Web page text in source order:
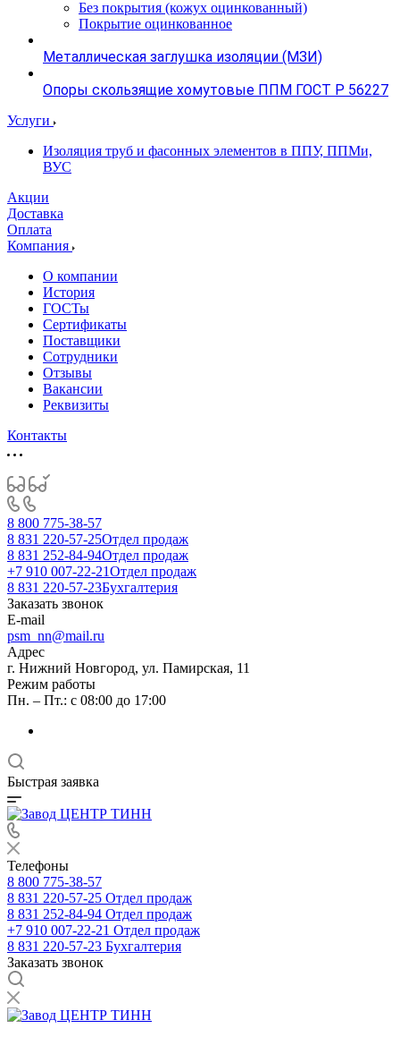
Без покрытия (кожух оцинкованный)
Покрытие оцинкованное
Металлическая заглушка изоляции (МЗИ)
Опоры скользящие хомутовые ППМ ГОСТ Р 56227
Услуги
Изоляция труб и фасонных элементов в ППУ, ППМи,
ВУС
Акции
Доставка
Оплата
Компания
О компании
История
ГОСТы
Сертификаты
Поставщики
Сотрудники
Отзывы
Вакансии
Реквизиты
Контакты
8 800 775-38-57
8 831 220-57-25Отдел продаж
8 831 252-84-94Отдел продаж
+7 910 007-22-21Отдел продаж
8 831 220-57-23Бухгалтерия
Заказать звонок
E-mail
psm_nn@mail.ru
Адрес
г. Нижний Новгород, ул. Памирская, 11
Режим работы
Пн. – Пт.: с 08:00 до 17:00
Быстрая заявка
Телефоны
8 800 775-38-57
8 831 220-57-25 Отдел продаж
8 831 252-84-94 Отдел продаж
+7 910 007-22-21 Отдел продаж
8 831 220-57-23 Бухгалтерия
Заказать звонок